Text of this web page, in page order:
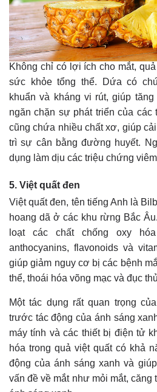
Không chỉ có lợi ích cho mắt,
sức khỏe tổng thể. Dứa có
khuẩn và kháng vi rút, giúp
ngăn chặn sự phát triển của các
cũng chứa nhiều chất xơ, giúp
trì sự cân bằng đường huyết.
dụng làm dịu các triệu chứng
5. Việt quất đen
Việt quất đen, tên tiếng Anh là
hoang dã ở các khu rừng Bắc
loạt các chất chống oxy
anthocyanins, flavonoids và
giúp giảm nguy cơ bị các bệnh
thể, thoái hóa võng mạc và đục
Một tác dụng rất quan trọng
trước tác động của ánh sáng
máy tính và các thiết bị điện tử
hóa trong quả việt quất có khả
động của ánh sáng xanh và
vấn đề về mắt như mỏi mắt, căng